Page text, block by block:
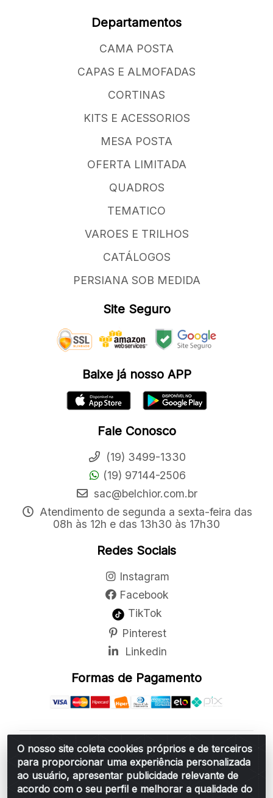
O nosso site coleta cookies próprios e de terceiros
para proporcionar uma experiência personalizada
ao usuário, apresentar publicidade relevante de
acordo com o seu perfil e melhorar a qualidade do
Departamentos
CAMA POSTA
CAPAS E ALMOFADAS
CORTINAS
KITS E ACESSORIOS
MESA POSTA
OFERTA LIMITADA
QUADROS
TEMATICO
VAROES E TRILHOS
CATÁLOGOS
PERSIANA SOB MEDIDA
Site Seguro
Baixe já nosso APP
Fale Conosco
(19) 3499-1330
(19) 97144-2506
sac@belchior.com.br
Atendimento de segunda a sexta-feira das
08h às 12h e das 13h30 às 17h30
Redes Sociais
Instagram
Facebook
TikTok
Pinterest
Linkedin
Formas de Pagamento
Belchior Cortinas e Acessórios LTDA - R: Rua
Vereador Sérgio Leopoldino Alves, 876 - Santa
Bárbara d'Oeste/SP - CEP 13.456-166 - CNPJ
06.314.073/0001-34